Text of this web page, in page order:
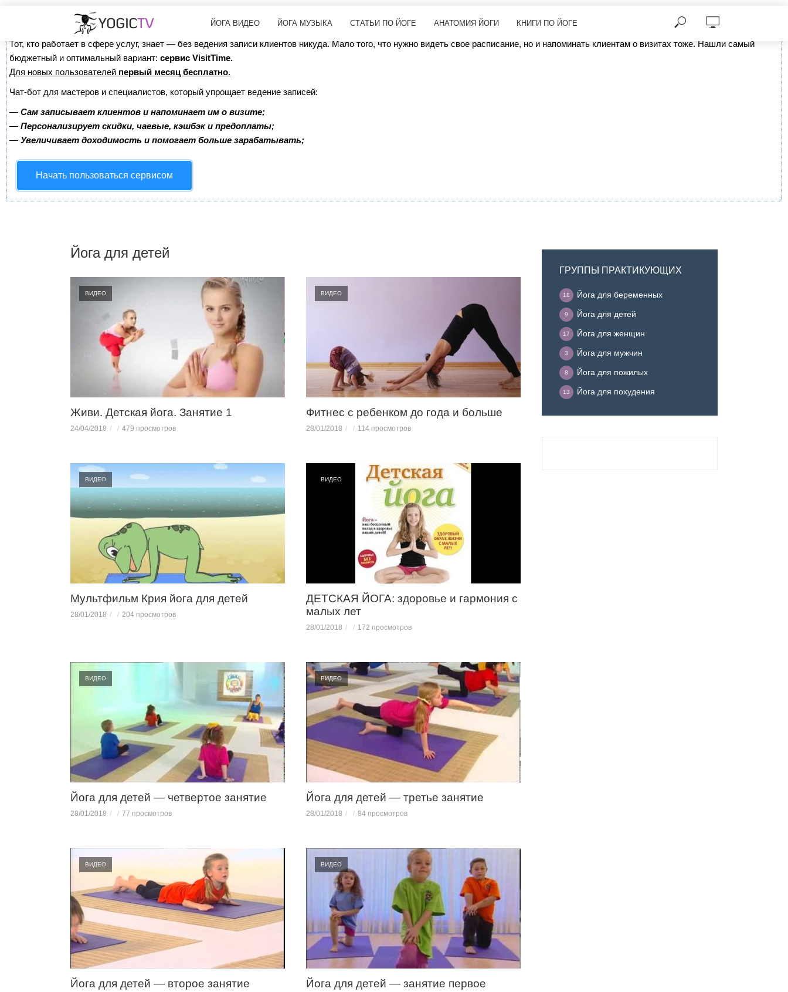
ЙОГА ВИДЕО ЙОГА МУЗЫКА СТАТЬИ ПО ЙОГЕ АНАТОМИЯ ЙОГИ КНИГИ ПО ЙОГЕ
Сервис онлайн-записи на собственном Telegram-боте
Тот, кто работает в сфере услуг, знает — без ведения записи клиентов никуда. Мало того, что нужно видеть свое расписание, но и напоминать клиентам о визитах тоже. Нашли самый
бюджетный и оптимальный вариант: сервис VisitTime.
Для новых пользователей первый месяц бесплатно.
Чат-бот для мастеров и специалистов, который упрощает ведение записей:
— Сам записывает клиентов и напоминает им о визите;
— Персонализирует скидки, чаевые, кэшбэк и предоплаты;
— Увеличивает доходимость и помогает больше зарабатывать;
Начать пользоваться сервисом
Йога для детей
ВИДЕО
Живи. Детская йога. Занятие 1
24/04/2018 479 просмотров
ВИДЕО
Фитнес с ребенком до года и больше
28/01/2018 114 просмотров
ВИДЕО
Мультфильм Крия йога для детей
28/01/2018 204 просмотров
ВИДЕО
ДЕТСКАЯ ЙОГА: здоровье и гармония с
малых лет
28/01/2018 172 просмотров
ВИДЕО
Йога для детей — четвертое занятие
28/01/2018 77 просмотров
ВИДЕО
Йога для детей — третье занятие
28/01/2018 84 просмотров
ВИДЕО
Йога для детей — второе занятие
ВИДЕО
Йога для детей — занятие первое
ГРУППЫ ПРАКТИКУЮЩИХ
Йога для беременных
18
Йога для детей
9
Йога для женщин
17
Йога для мужчин
3
Йога для пожилых
8
Йога для похудения
13